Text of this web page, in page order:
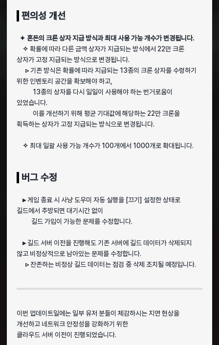
편의성 개선
✦ 혼돈의 크론 상자 지급 방식과 최대 사용 가능 개수가 변경됩니다.
✧ 확률에 따라 다른 금액 상자가 지급되는 방식에서 22만 크론
상자가 고정 지급되는 방식으로 변경됩니다.
▹기존 방식은 확률에 따라 지급되는 13종의 크론 상자를 수령하기
위한 인벤토리 공간을 확보해야 하고,
13종의 상자를 다시 일일이 사용해야 하는 번거로움이
있었습니다.
이를 개선하기 위해 평균 기대값에 해당하는 22만 크론을
획득하는 상자가 고정 지급되는 방식으로 변경됩니다.
✧ 최대 일괄 사용 가능 개수가 100개에서 1000개로 확대됩니다.
버그 수정
▸게임 종료 시 사냥 도우미 자동 실행을 [끄기] 설정한 상태로
길드에서 추방되면 대기시간 없이
길드 가입이 가능한 문제를 수정합니다.
▸길드 서버 이전을 진행해도 기존 서버에 길드 데이터가 삭제되지
않고 비정상적으로 남아있는 문제를 수정합니다.
▹잔존하는 비정상 길드 데이터는 점검 중 삭제 조치될 예정입니다.
이번 업데이트일에는 일부 유저 분들이 체감하시는 지연 현상을
개선하고 네트워크 안정성을 강화하기 위한
클라우드 서버 이전이 진행되었습니다.